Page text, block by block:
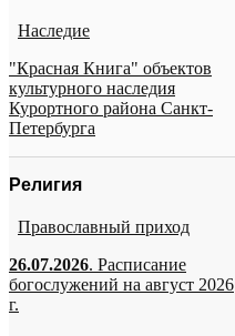
Наследие
"Красная Книга" объектов
культурного наследия
Курортного района Санкт-
Петербурга
Религия
Православный приход
26.07.2026. Расписание
богослужений на август 2026
г.